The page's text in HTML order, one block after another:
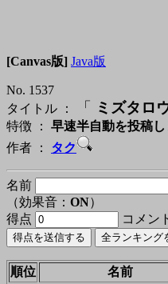
[Canvas版] Java版
No. 1537
タイトル ：
「 ミズタロ
特徴 ： 早速半自動を投稿
作者 ： タク
名前
（効果音： ON）
得点
コメン
順位 名前